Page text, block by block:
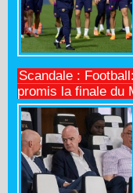
Scandale :
promis la finale du